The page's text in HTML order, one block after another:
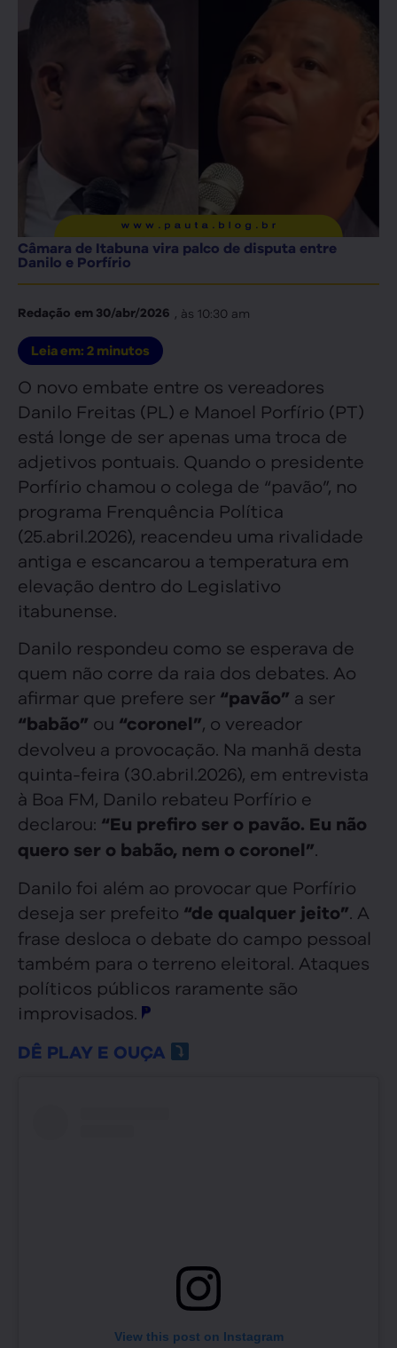
Câmara de Itabuna vira palco de disputa entre
Danilo e Porfírio
Redação em 30/abr/2026 , às 10:30 am
Leia em: 2 minutos
O novo embate entre os vereadores
Danilo Freitas (PL) e Manoel Porfírio (PT)
está longe de ser apenas uma troca de
adjetivos pontuais. Quando o presidente
Porfírio chamou o colega de “pavão”, no
programa Frenquência Política
(25.abril.2026), reacendeu uma rivalidade
antiga e escancarou a temperatura em
elevação dentro do Legislativo
itabunense.
Danilo respondeu como se esperava de
quem não corre da raia dos debates. Ao
afirmar que prefere ser “pavão” a ser
“babão” ou “coronel”, o vereador
devolveu a provocação. Na manhã desta
quinta-feira (30.abril.2026), em entrevista
à Boa FM, Danilo rebateu Porfírio e
declarou: “Eu prefiro ser o pavão. Eu não
quero ser o babão, nem o coronel”.
Danilo foi além ao provocar que Porfírio
deseja ser prefeito “de qualquer jeito”. A
frase desloca o debate do campo pessoal
também para o terreno eleitoral. Ataques
políticos públicos raramente são
improvisados.
DÊ PLAY E OUÇA
View this post on Instagram